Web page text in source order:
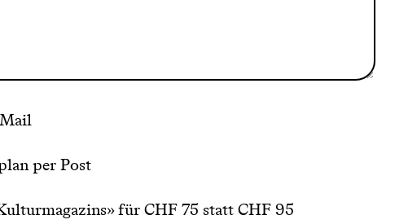
per Post
für CHF 75 statt CHF 95